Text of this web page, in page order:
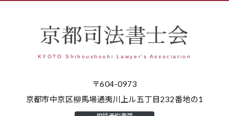
京都司法書士会
KYOTO Shihoushoshi Lawyer's Association
〒604-0973
京都市中京区柳馬場通夷川上ル五丁目232番地の1